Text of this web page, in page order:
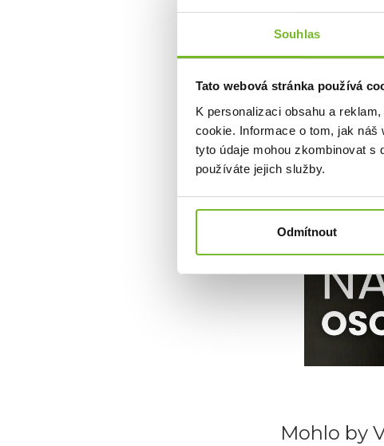
Souhlas
Tato webová stránka používá
K personalizaci obsahu a
cookie. Informace o tom, jak
tyto údaje mohou zkombinovat
používáte jejich služby.
Odmítnout
Americké
od roku 1983 a
v nejnáročnějších
zejména kutilové,
Mohlo by